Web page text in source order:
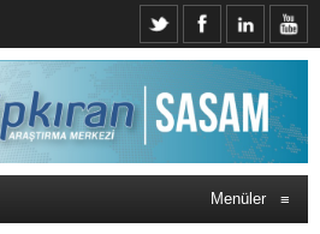
Menüler ≡